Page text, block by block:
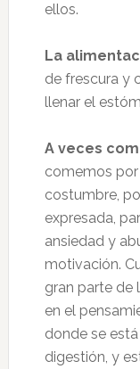
ellos.
La
de frescura y
llenar el
A veces
comemos
costumbre,
expresada,
ansiedad y
motivación.
gran parte de
en el
donde se
digestión, y